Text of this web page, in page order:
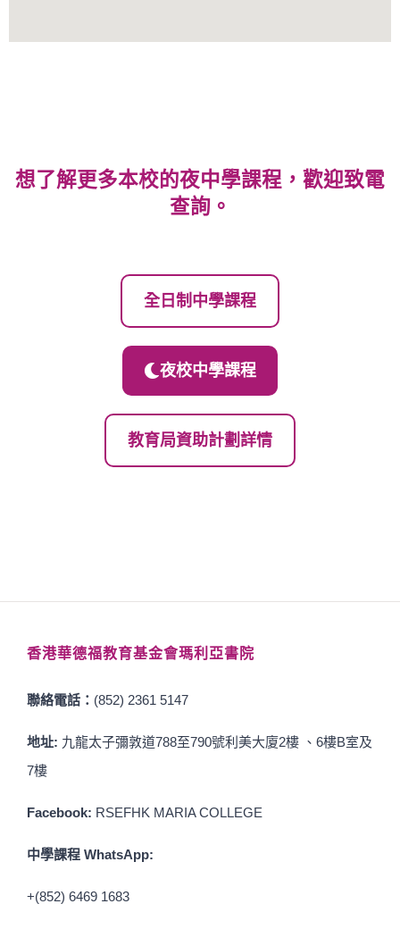
想了解更多本校的夜中學課程，歡迎致電
查詢。
全日制中學課程
夜校中學課程
教育局資助計劃詳情
香港華德福教育基金會瑪利亞書院
聯絡電話： (852) 2361 5147
地址: 九龍太子彌敦道788至790號利美大廈2樓 、6樓B室及
7樓
Facebook: RSEFHK MARIA COLLEGE
中學課程 WhatsApp:
+(852) 6469 1683